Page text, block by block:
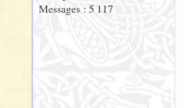
Messages : 5 117